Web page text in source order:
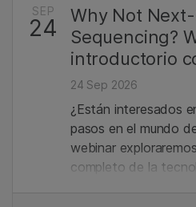
SEP
24
Why Not
Sequencing?
introductorio
24 Sep 2026
¿Están interesados
pasos en el mundo
webinar
completo de la